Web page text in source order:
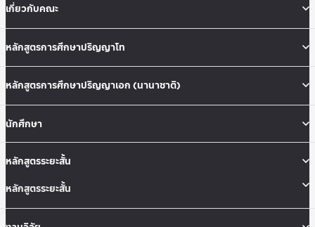
เกี่ยวกับคณะ
หลักสูตรการศึกษาปริญญาโท
หลักสูตรการศึกษาปริญญาเอก (นานาชาติ)
นักศึกษา
หลักสูตรระยะสั้น
หลักสูตรระยะสั้น